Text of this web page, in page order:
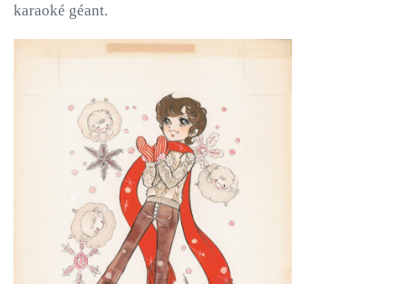
karaoké géant.